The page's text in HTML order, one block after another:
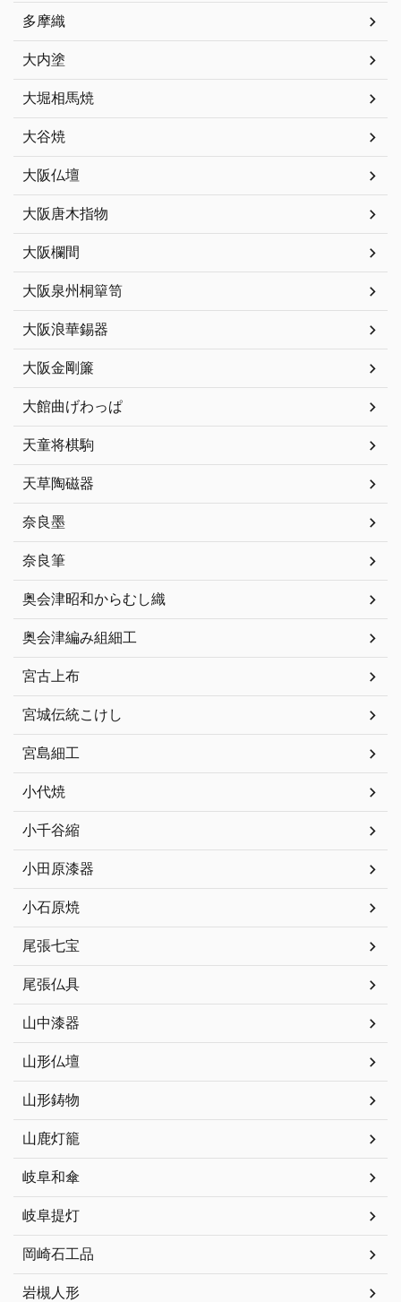
多摩織
大内塗
大堀相馬焼
大谷焼
大阪仏壇
大阪唐木指物
大阪欄間
大阪泉州桐簞笥
大阪浪華錫器
大阪金剛簾
大館曲げわっぱ
天童将棋駒
天草陶磁器
奈良墨
奈良筆
奥会津昭和からむし織
奥会津編み組細工
宮古上布
宮城伝統こけし
宮島細工
小代焼
小千谷縮
小田原漆器
小石原焼
尾張七宝
尾張仏具
山中漆器
山形仏壇
山形鋳物
山鹿灯籠
岐阜和傘
岐阜提灯
岡崎石工品
岩槻人形